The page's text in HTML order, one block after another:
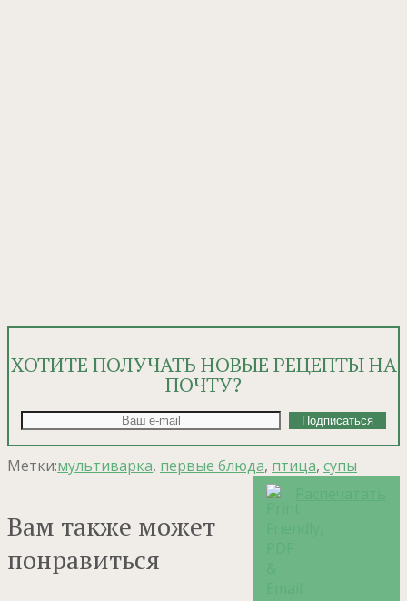
ХОТИТЕ ПОЛУЧАТЬ НОВЫЕ РЕЦЕПТЫ НА
ПОЧТУ?
Метки:мультиварка, первые блюда, птица, супы
Вам также может
понравиться